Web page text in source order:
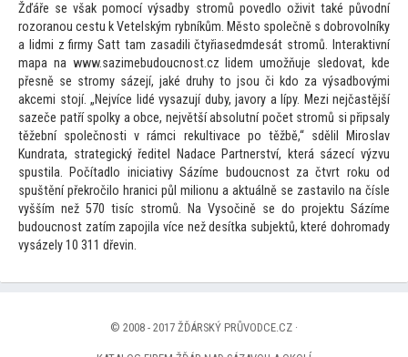
Žďáře se však pomocí výsadby stromů povedlo oživit také původní
rozoranou cestu k Vetelským rybníkům. Město společně s dobrovolníky
a lidmi z firmy Satt tam zasadili čtyřiasedmdesát stromů. Interaktivní
mapa na www.sazimebudoucnost.cz lidem umožňuje sledovat, kde
přesně se stromy sázejí, jaké druhy to jsou či kdo za výsadbovými
akcemi stojí. „Nejvíce lidé vysazují duby, javory a lípy. Mezi nejčastější
sazeče patří spolky a obce, největší absolutní počet stromů si připsaly
těžební společnosti v rámci rekultivace po těžbě,“ sdělil Miroslav
Kundrata, strategický ředitel Nadace Partnerství, která sázecí výzvu
spustila. Počítadlo iniciativy Sázíme budoucnost za čtvrt roku od
spuštění překročilo hranici půl milionu a aktuálně se zastavilo na čísle
vyšším než 570 tisíc stromů. Na Vysočině se do projektu Sázíme
budoucnost zatím zapojila více než desítka subjektů, které dohromady
vysázely 10 311 dřevin.
© 2008 - 2017 ŽĎÁRSKÝ PRŮVODCE.CZ ·